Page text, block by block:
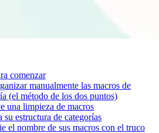
comenzar
manualmente las macros de
(el método de los dos puntos)
una limpieza de macros
su estructura de categorías
el nombre de sus macros con el truco